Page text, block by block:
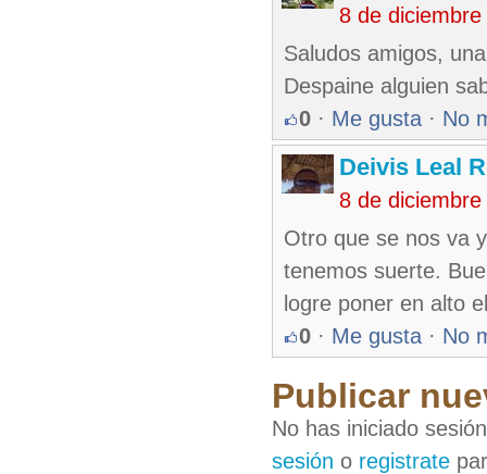
8 de
Saludos amigos,
Despaine alguien
0 · Me gusta · No
Deivis Leal
8 de
Otro que se nos va
tenemos suerte.
logre poner en alto
0 · Me gusta · No
Publicar
No has iniciado
sesión o registrate